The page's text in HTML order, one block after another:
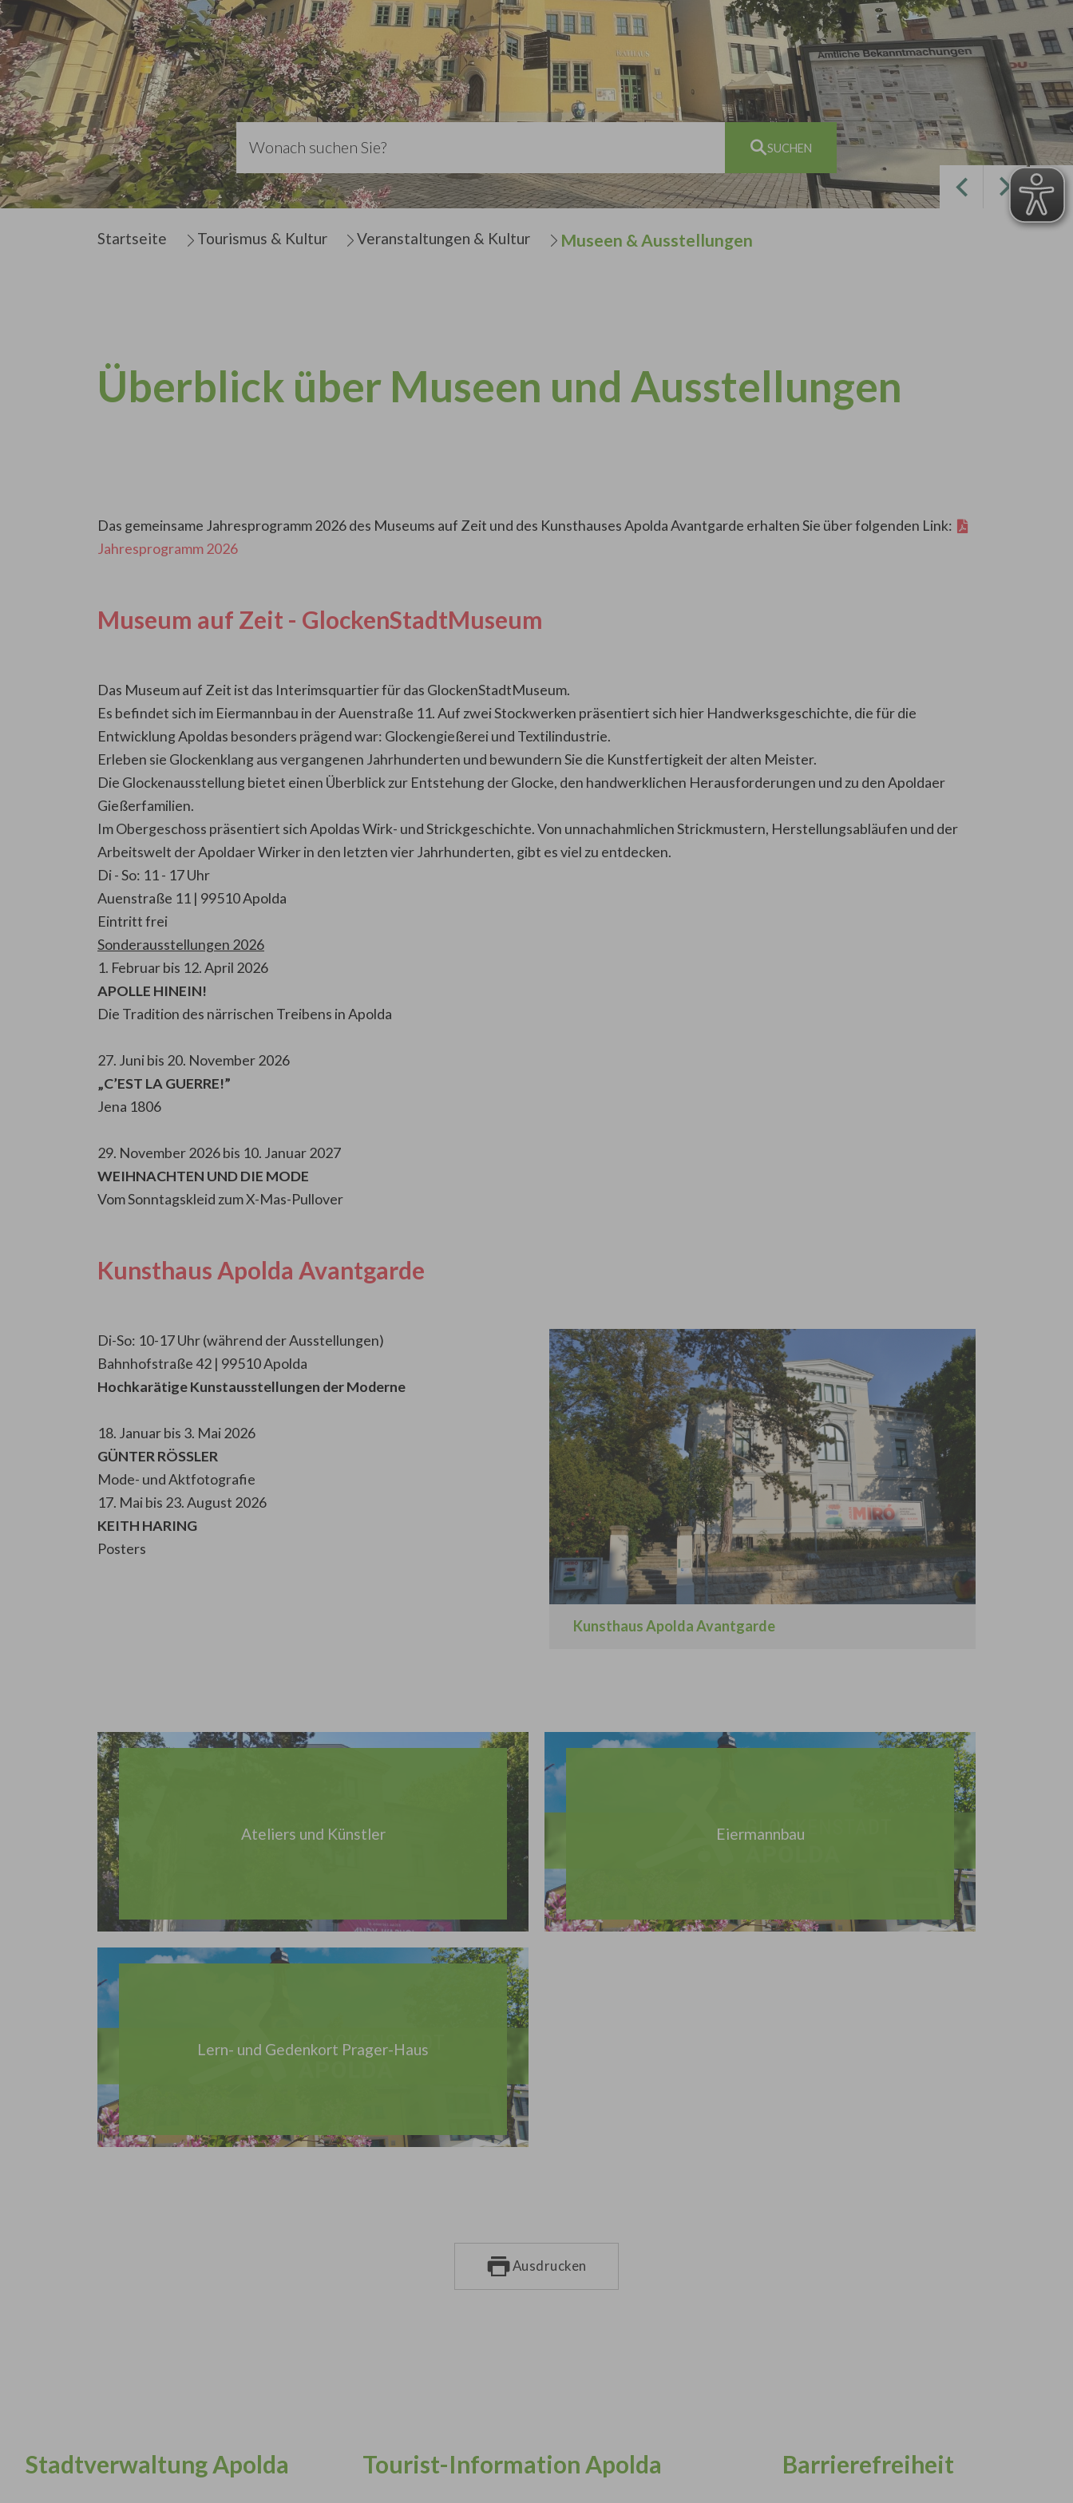
Zurück Weiter
Startseite Tourismus & Kultur Veranstaltungen & Kultur Museen & Ausstellungen
Überblick über Museen und Ausstellungen
Das gemeinsame Jahresprogramm 2026 des Museums auf Zeit und des Kunsthauses Apolda Avantgarde erhalten Sie über folgenden Link:
Jahresprogramm 2026
Museum auf Zeit - GlockenStadtMuseum
Das Museum auf Zeit ist das Interimsquartier für das GlockenStadtMuseum.
Es befindet sich im Eiermannbau in der Auenstraße 11. Auf zwei Stockwerken präsentiert sich hier Handwerksgeschichte, die für die
Entwicklung Apoldas besonders prägend war: Glockengießerei und Textilindustrie.
Erleben sie Glockenklang aus vergangenen Jahrhunderten und bewundern Sie die Kunstfertigkeit der alten Meister.
Die Glockenausstellung bietet einen Überblick zur Entstehung der Glocke, den handwerklichen Herausforderungen und zu den Apoldaer
Gießerfamilien.
Im Obergeschoss präsentiert sich Apoldas Wirk- und Strickgeschichte. Von unnachahmlichen Strickmustern, Herstellungsabläufen und der
Arbeitswelt der Apoldaer Wirker in den letzten vier Jahrhunderten, gibt es viel zu entdecken.
Di - So: 11 - 17 Uhr
Auenstraße 11 | 99510 Apolda
Eintritt frei
Sonderausstellungen 2026
1. Februar bis 12. April 2026
APOLLE HINEIN!
Die Tradition des närrischen Treibens in Apolda
27. Juni bis 20. November 2026
„C’EST LA GUERRE!”
Jena 1806
29. November 2026 bis 10. Januar 2027
WEIHNACHTEN UND DIE MODE
Vom Sonntagskleid zum X-Mas-Pullover
Kunsthaus Apolda Avantgarde
Kunsthaus Apolda Avantgarde
Di-So: 10-17 Uhr (während der Ausstellungen)
Bahnhofstraße 42 | 99510 Apolda
Hochkarätige Kunstausstellungen der Moderne
18. Januar bis 3. Mai 2026
GÜNTER RÖSSLER
Mode- und Aktfotografie
17. Mai bis 23. August 2026
KEITH HARING
Posters
Ateliers und Künstler Eiermannbau
Lern- und Gedenkort Prager-Haus
Ausdrucken
Stadtverwaltung Apolda Tourist-Information Apolda Barrierefreiheit